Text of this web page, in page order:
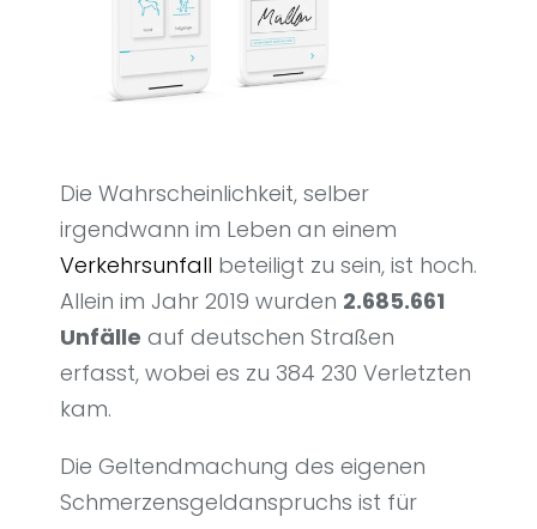
Die Wahrscheinlichkeit, selber
irgendwann im Leben an einem
Verkehrsunfall beteiligt zu sein, ist hoch.
Allein im Jahr 2019 wurden 2.685.661
Unfälle auf deutschen Straßen
erfasst, wobei es zu 384 230 Verletzten
kam.
Die Geltendmachung des eigenen
Schmerzensgeldanspruchs ist für